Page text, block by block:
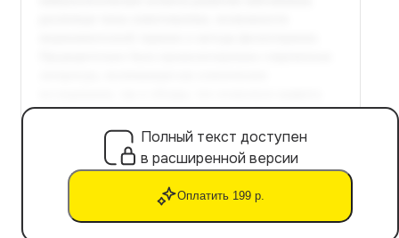
Полный текст доступен
в расширенной версии
Оплатить 199 р.